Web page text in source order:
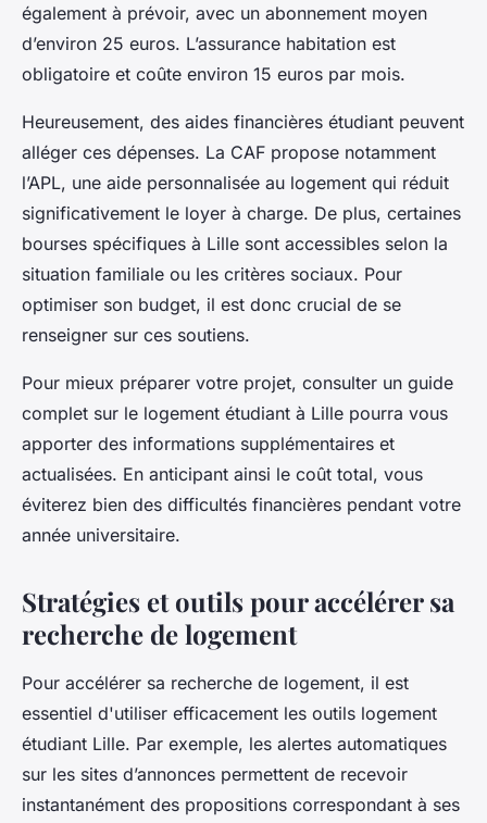
également à prévoir, avec un abonnement moyen
d’environ 25 euros. L’assurance habitation est
obligatoire et coûte environ 15 euros par mois.
Heureusement, des aides financières étudiant peuvent
alléger ces dépenses. La CAF propose notamment
l’APL, une aide personnalisée au logement qui réduit
significativement le loyer à charge. De plus, certaines
bourses spécifiques à Lille sont accessibles selon la
situation familiale ou les critères sociaux. Pour
optimiser son budget, il est donc crucial de se
renseigner sur ces soutiens.
Pour mieux préparer votre projet, consulter un guide
complet sur le logement étudiant à Lille pourra vous
apporter des informations supplémentaires et
actualisées. En anticipant ainsi le coût total, vous
éviterez bien des difficultés financières pendant votre
année universitaire.
Stratégies et outils pour accélérer sa
recherche de logement
Pour accélérer sa recherche de logement, il est
essentiel d'utiliser efficacement les outils logement
étudiant Lille. Par exemple, les alertes automatiques
sur les sites d’annonces permettent de recevoir
instantanément des propositions correspondant à ses